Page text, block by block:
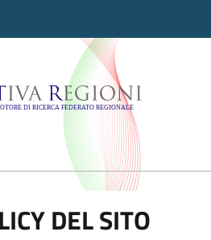
Regioni -
DEL SITO